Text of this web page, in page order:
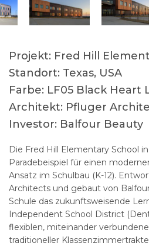
Projekt: Fred Hill
Standort: Texas, USA
Farbe: LF05 Black Heart
Architekt: Pfluger
Investor: Balfour Beauty
Die Fred Hill Elementary School
Paradebeispiel für einen
Ansatz im Schulbau (K-12).
Architects und gebaut von
Schule das zukunftsweisende
Independent School District
flexiblen, miteinander
traditioneller